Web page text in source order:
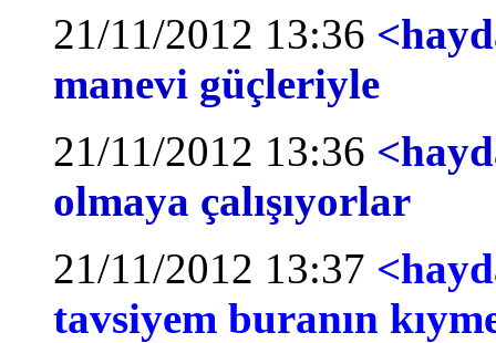
21/11/2012 13:36
manevi güçleriyle
21/11/2012 13:36
olmaya çalışıyorlar
21/11/2012 13:37
tavsiyem buranın